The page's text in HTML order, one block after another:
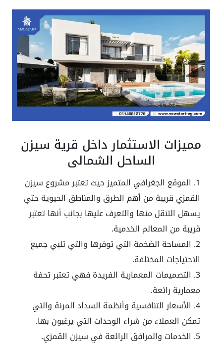
مميزات الاستثمار داخل قرية سيزن
الساحل الشمالي
الموقع الجغرافي المتميز حيث تعتبرمشروع سيزن
القمزي قريبة من أهم الطرق والمناطق الحيوية حتي
يسهل التنقل منها والتعرف عليها بجانب أنها تعتبر
قريبة من المعالم الخدمية.
المساحة الضخمة التي توفرها والتي تلبي جميع
الاحتياجات المختلفة.
التصميمات المعمارية الفريدة فهي تعتبر تحفة
معمارية رائعة.
الأسعار التنافسية وأنظمة السداد المرنة والتي
تمكن العملاء من شراء الوحدات التي يرغبون بها.
الخدمات والمرافق الرائعة في سيزن القمزي.